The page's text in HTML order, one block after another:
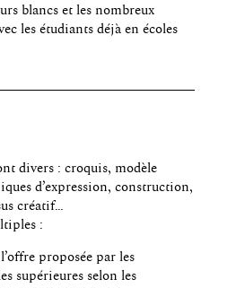
blancs et les nombreux
les étudiants déjà en écoles
divers : croquis, modèle
d’expression, construction,
créatif…
:
proposée par les
supérieures selon les